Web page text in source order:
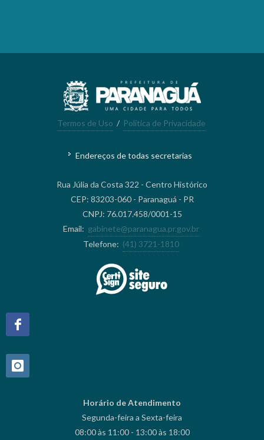
Termos de Uso / Política de Privacidade
Endereços de todas secretarias
Rua Júlia da Costa 322 - Centro Histórico
CEP: 83203-060 - Paranaguá - PR
CNPJ: 76.017.458/0001-15
Email: gabinete@paranagua.pr.gov.br
Telefone: (41) 3721-1810
Horário de Atendimento
Segunda-feira a Sexta-feira
08:00 às 11:00 - 13:00 às 18:00